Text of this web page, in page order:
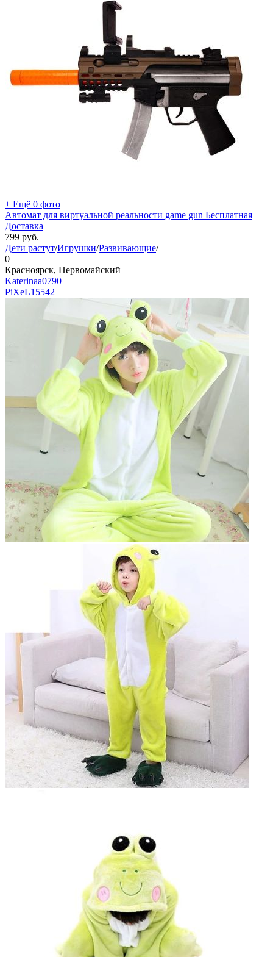
+ Ещё 0 фото
Автомат для виртуальной реальности game gun Бесплатная
Доставка
799 руб.
Дети растут/Игрушки/Развивающие/
0
Красноярск, Первомайский
Katerinaa0790
PiXeL15542